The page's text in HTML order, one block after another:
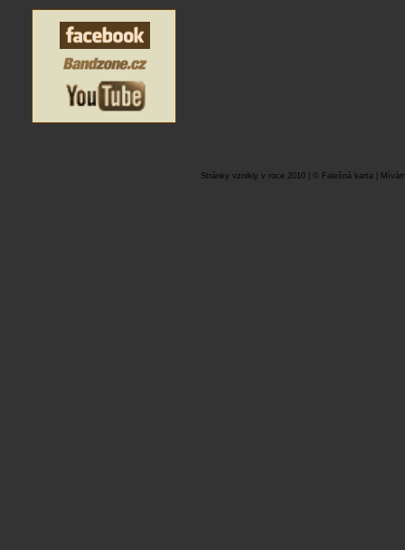
Stránky vznikly v roce 2010 | © Falešná karta |